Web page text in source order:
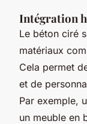
Intégration
Le béton ciré
matériaux
Cela permet
et de
Par exemple,
un meuble en